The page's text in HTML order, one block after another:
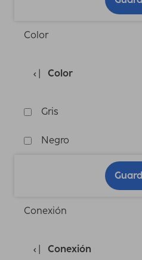
Color
Color
Gris
Negro
Conexión
Conexión